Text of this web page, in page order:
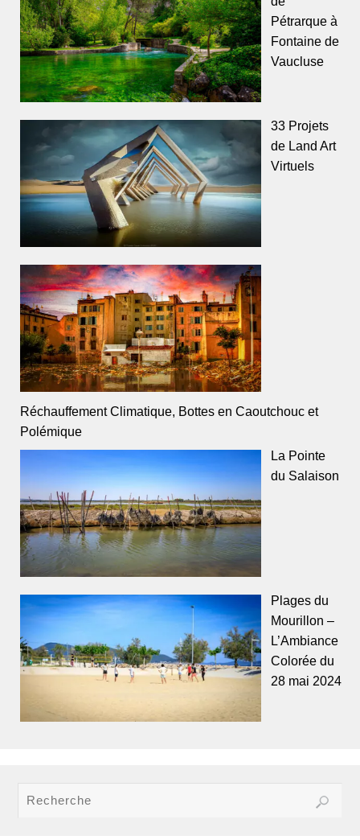
Pétrarque à
Fontaine de
Vaucluse
33 Projets
de Land Art
Virtuels
Réchauffement Climatique, Bottes en Caoutchouc et
Polémique
La Pointe
du Salaison
Plages du
Mourillon –
L’Ambiance
Colorée du
28 mai 2024